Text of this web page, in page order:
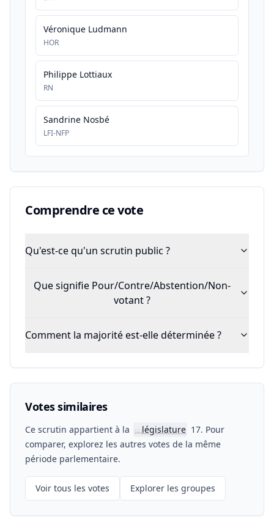
Véronique Ludmann
HOR
Philippe Lottiaux
RN
Sandrine Nosbé
LFI-NFP
Comprendre ce vote
Qu'est-ce qu'un scrutin public ?
Que signifie Pour/Contre/Abstention/Non-
votant ?
Comment la majorité est-elle déterminée ?
Votes similaires
Ce scrutin appartient à la 📖législature 17. Pour
comparer, explorez les autres votes de la même
période parlementaire.
Voir tous les votes Explorer les groupes